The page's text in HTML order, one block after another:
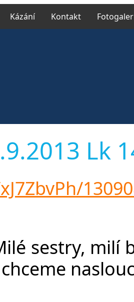
Kázání Kontakt
Lk
sestry, milí